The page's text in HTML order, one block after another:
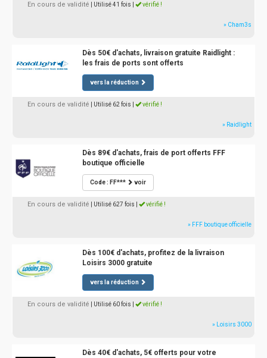
En cours de validité | Utilisé 41 fois vérifié !
» Cham3s
Dès 50€ d'achats, livraison gratuite Raidlight :
les frais de ports sont offerts
vers la réduction
En cours de validité | Utilisé 62 fois vérifié !
» Raidlight
Dès 89€ d'achats, frais de port offerts FFF
boutique officielle
Code : FF*** voir
En cours de validité | Utilisé 627 fois vérifié !
» FFF boutique officielle
Dès 100€ d'achats, profitez de la livraison
Loisirs 3000 gratuite
vers la réduction
En cours de validité | Utilisé 60 fois vérifié !
» Loisirs 3000
Dès 40€ d'achats, 5€ offerts pour votre